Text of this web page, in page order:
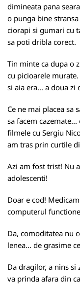
dimineata pana
o punga bine
ciorapi si gumari cu
sa poti dribla corect.
Tin minte ca dupa o
cu picioarele
si aia era... a doua zi
Ce ne mai placea sa
sa facem
filmele cu Sergiu
am tras prin curtile
Azi am fost trist! Nu
adolescenti!
Doar e cod!
computerul
Da, comoditatea nu
lenea... de grasime
Da dragilor, a nins si
va prinda afara din